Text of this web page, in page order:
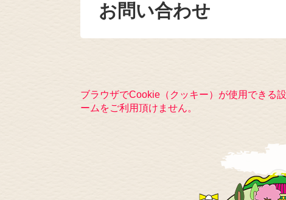
お問い合わせ
ブラウザでCookie（クッキー）が使用できる
ームをご利用頂けません。